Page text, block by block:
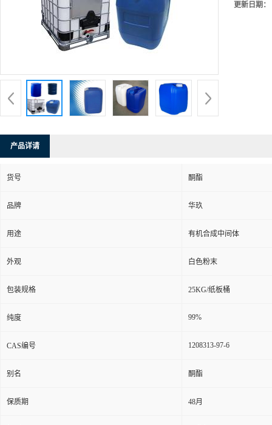
更新日期：
产品详请
货号 酮酯
品牌 华玖
用途 有机合成中间体
外观 白色粉末
包装规格 25KG/纸板桶
纯度 99%
CAS编号 1208313-97-6
别名 酮酯
保质期 48月